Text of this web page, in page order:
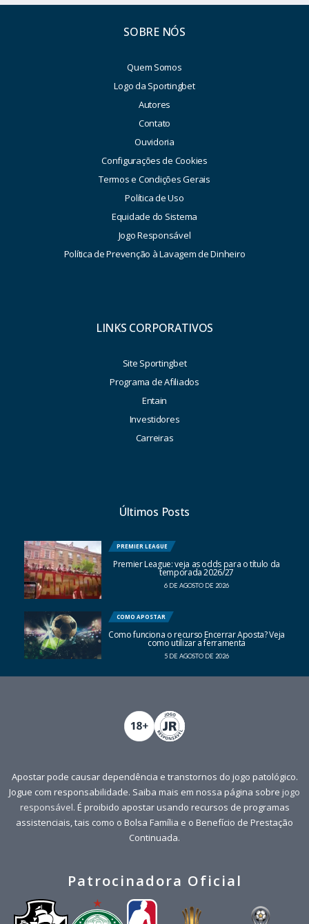
SOBRE NÓS
Quem Somos
Logo da Sportingbet
Autores
Contato
Ouvidoria
Configurações de Cookies
Termos e Condições Gerais
Política de Uso
Equidade do Sistema
Jogo Responsável
Política de Prevenção à Lavagem de Dinheiro
LINKS CORPORATIVOS
Site Sportingbet
Programa de Afiliados
Entain
Investidores
Carreiras
Últimos Posts
PREMIER LEAGUE
Premier League: veja as odds para o título da
temporada 2026/27
6 DE AGOSTO DE 2026
COMO APOSTAR
Como funciona o recurso Encerrar Aposta? Veja
como utilizar a ferramenta
5 DE AGOSTO DE 2026
Apostar pode causar dependência e transtornos do jogo patológico.
Jogue com responsabilidade. Saiba mais em nossa página sobre jogo
responsável. É proibido apostar usando recursos de programas
assistenciais, tais como o Bolsa Família e o Benefício de Prestação
Continuada.
Patrocinadora Oficial